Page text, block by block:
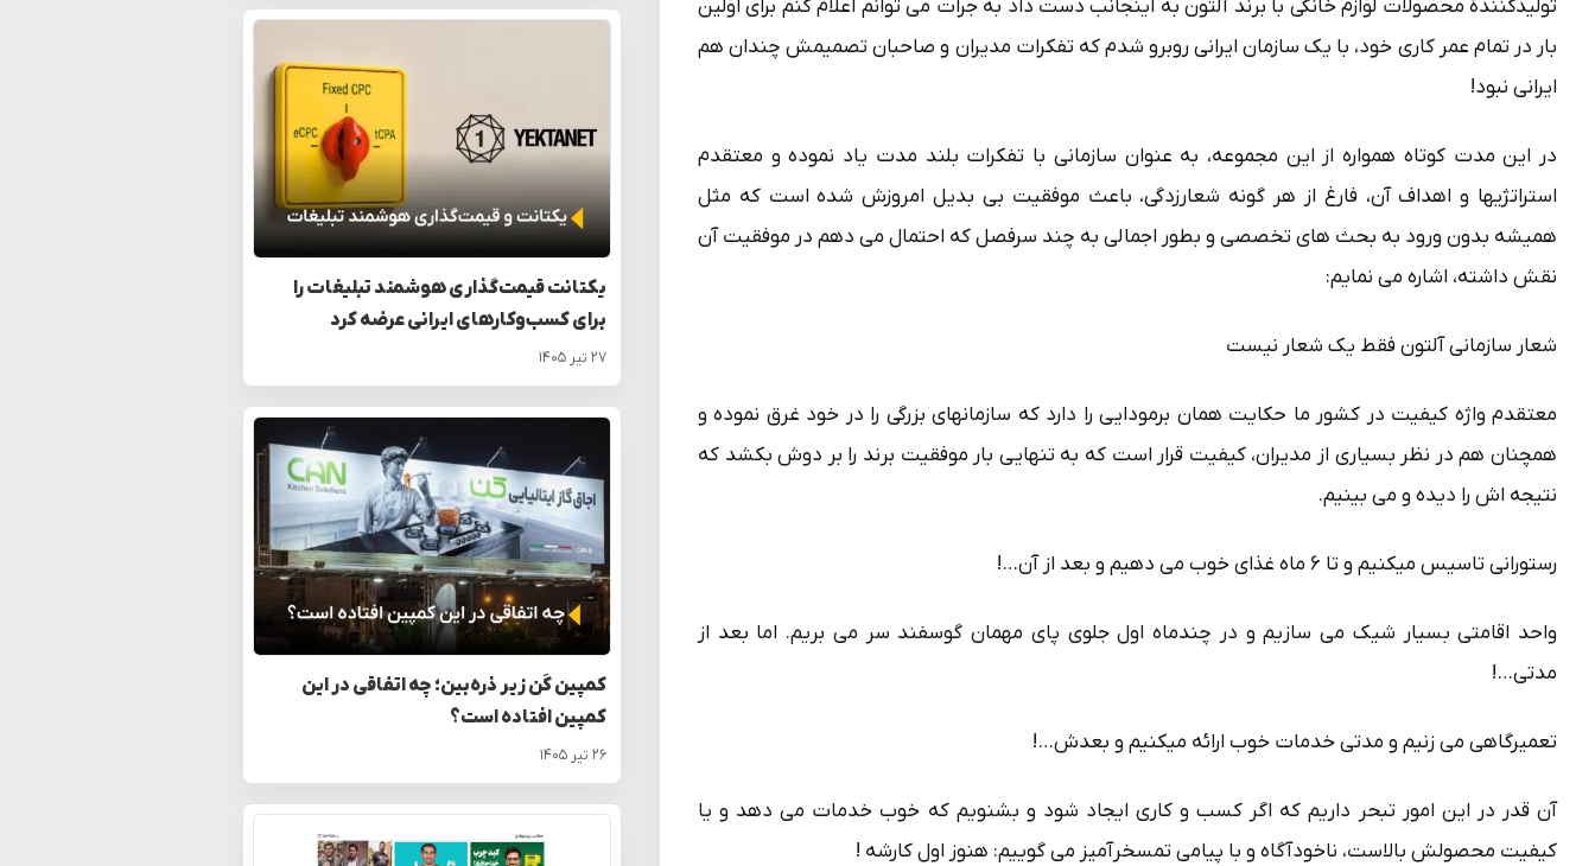
تولیدکنندۀ محصولات لوازم خانگی با برند آلتون به اینجانب دست داد به جرات می توانم اعلام کنم برای اولین
بار در تمام عمر کاری خود، با یک سازمان ایرانی روبرو شدم که تفکرات مدیران و صاحبان تصمیمش چندان هم
ایرانی نبود!
در این مدت کوتاه همواره از این مجموعه، به عنوان سازمانی با تفکرات بلند مدت یاد نموده و معتقدم
استراتژیها و اهداف آن، فارغ از هر گونه شعارزدگی، باعث موفقیت بی بدیل امروزش شده است که مثل
همیشه بدون ورود به بحث های تخصصی و بطور اجمالی به چند سرفصل که احتمال می دهم در موفقیت آن
نقش داشته، اشاره می نمایم:
شعار سازمانی آلتون فقط یک شعار نیست
معتقدم واژه کیفیت در کشور ما حکایت همان برمودایی را دارد که سازمانهای بزرگی را در خود غرق نموده و
همچنان هم در نظر بسیاری از مدیران، کیفیت قرار است که به تنهایی بار موفقیت برند را بر دوش بکشد که
نتیجه اش را دیده و می بینیم.
رستورانی تاسیس میکنیم و تا ۶ ماه غذای خوب می دهیم و بعد از آن…!
واحد اقامتی بسیار شیک می سازیم و در چندماه اول جلوی پای مهمان گوسفند سر می بریم. اما بعد از
مدتی…!
تعمیرگاهی می زنیم و مدتی خدمات خوب ارائه میکنیم و بعدش…!
آن قدر در این امور تبحر داریم که اگر کسب و کاری ایجاد شود و بشنویم که خوب خدمات می دهد و یا
کیفیت محصولش بالاست، ناخودآگاه و با پیامی تمسخرآمیز می گوییم: هنوز اول کارشه !
یکتانت قیمت‌گذاری هوشمند تبلیغات را
برای کسب‌وکارهای ایرانی عرضه کرد
۲۷ تیر ۱۴۰۵
کمپین کَن زیر ذره‌بین؛ چه اتفاقی در این
کمپین افتاده است؟
۲۶ تیر ۱۴۰۵